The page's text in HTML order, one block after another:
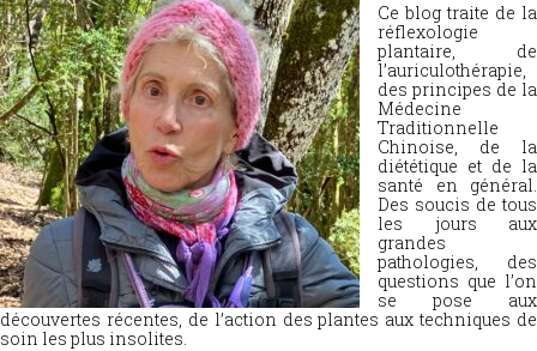
Ce blog traite de la
réflexologie
plantaire, de
l’auriculothérapie,
des principes de la
Médecine
Traditionnelle
Chinoise, de la
diététique et de la
santé en général.
Des soucis de tous
les jours aux
grandes
pathologies, des
questions que l’on
se pose aux
découvertes récentes, de l’action des plantes aux techniques de
soin les plus insolites.